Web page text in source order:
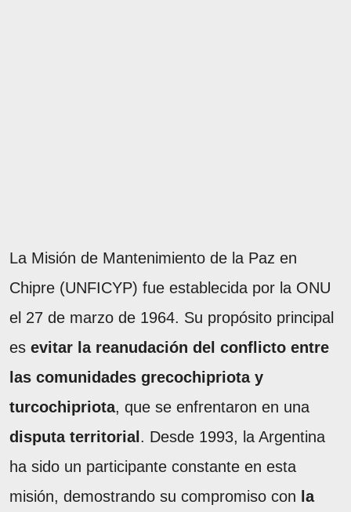
La Misión de Mantenimiento de la Paz en
Chipre (UNFICYP) fue establecida por la ONU
el 27 de marzo de 1964. Su propósito principal
es evitar la reanudación del conflicto entre
las comunidades grecochipriota y
turcochipriota, que se enfrentaron en una
disputa territorial . Desde 1993, la Argentina
ha sido un participante constante en esta
misión, demostrando su compromiso con la